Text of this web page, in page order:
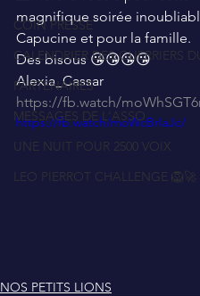
COIN PRESSE
CALENDRIER DES GUERRIERS
PARTENAIRES
MESSAGES DE L'ASSO
UNE NUIT POUR 2500 VOIX
LEO PIERROT CHALLENGE 🦁🚀
magnifique soirée
Capucine et pour la famille.
Des bisous 😘😘😘😘
Alexia_Cassar
https://fb.watch/
https://fb.watch/moWcBrIaJc/
NOS PETITS LIONS